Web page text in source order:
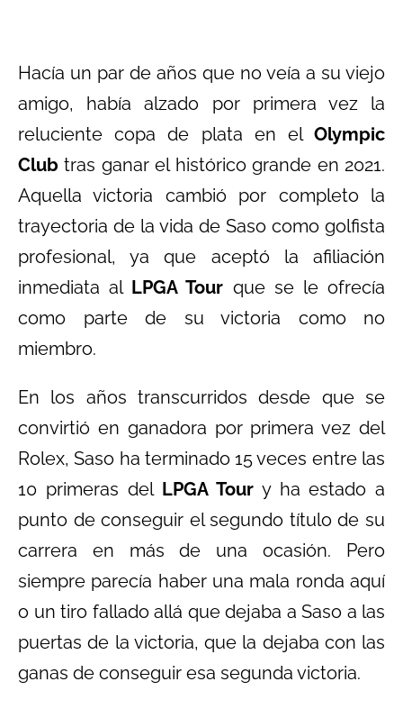
Hacía un par de años que no veía a su viejo
amigo, había alzado por primera vez la
reluciente copa de plata en el Olympic
Club tras ganar el histórico grande en 2021.
Aquella victoria cambió por completo la
trayectoria de la vida de Saso como golfista
profesional, ya que aceptó la afiliación
inmediata al LPGA Tour que se le ofrecía
como parte de su victoria como no
miembro.
En los años transcurridos desde que se
convirtió en ganadora por primera vez del
Rolex, Saso ha terminado 15 veces entre las
10 primeras delLPGA Tour y ha estado a
punto de conseguir el segundo título de su
carrera en más de una ocasión. Pero
siempre parecía haber una mala ronda aquí
o un tiro fallado allá que dejaba a Saso a las
puertas de la victoria, que la dejaba con las
ganas de conseguir esa segunda victoria.